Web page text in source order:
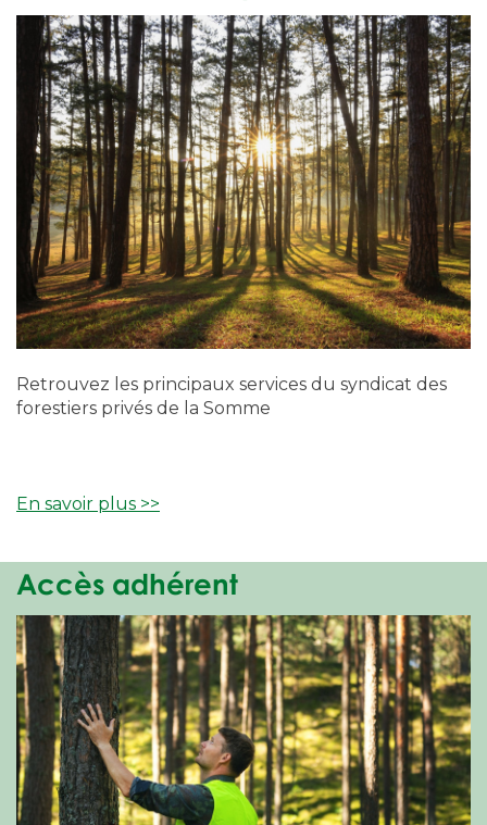
Retrouvez les principaux services du syndicat des
forestiers privés de la Somme
En savoir plus >>
Accès adhérent